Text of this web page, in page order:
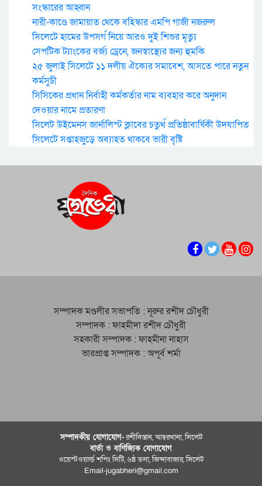
সংস্কারের আহ্বান
নারী-কাণ্ডে জামায়াত থেকে বহিস্কার এমপি গাজী নজরুল
সিলেটে হামের উপসর্গ নিয়ে আরও দুই শিশুর মৃত্যু
সেপটিক ট্যাংকের বর্জ্য ড্রেনে, জনস্বাস্থ্যের জন্য হুমকি
২৫ জুলাই সিলেটে ১১ দলীয় ঐক্যের সমাবেশ, আসতে পারে নতুন
কর্মসুচী
সিসিকের প্রধান নির্বাহী কর্মকর্তার নাম ব্যবহার করে অনুদান
দেওয়ার নামে প্রতারণা
সিলেট উইমেনস জার্নালিস্ট ক্লাবের চতুর্থ প্রতিষ্ঠাবার্ষিকী উদযাপিত
সিলেটে সপ্তাহজুড়ে অব্যাহত থাকবে ভারী বৃষ্টি
সম্পাদক মণ্ডলীর সভাপতি : নূরুর রশীদ চৌধুরী
সম্পাদক : ফাহমীদা রশীদ চৌধুরী
সহকারী সম্পাদক : ফাহমীনা নাহাস
ভারপ্রাপ্ত সম্পাদক : অপূর্ব শর্মা
সম্পাদকীয় যােগাযোগ-রশীদিস্তান, আম্বরখানা, সিলেট
বার্তা ও বাণিজ্যিক যোগাযােগ
ওয়েস্টওয়ার্ল্ড শপিং সিটি, ৬ষ্ঠ তলা, জিন্দাবাজার, সিলেট
Email-jugabheri@gmail.com